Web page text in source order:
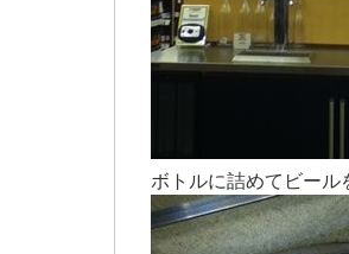
ボトルに詰めてビール